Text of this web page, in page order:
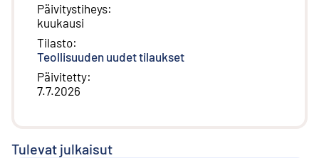
Päivitystiheys:
kuukausi
Tilasto:
Teollisuuden uudet tilaukset
Päivitetty:
7.7.2026
Tulevat julkaisut